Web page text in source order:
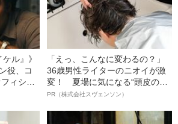
ル』》
役、コ
ィシャ
了した
破》
「えっ、こんなに変わるの？」
36歳男性ライターのニオイが激
変！ 夏場に気になる“頭皮のニ
オイ”や“ベタつき”を解消す
ト”が生み出した徹底ケアとは
PR（株式会社スヴェンソン）